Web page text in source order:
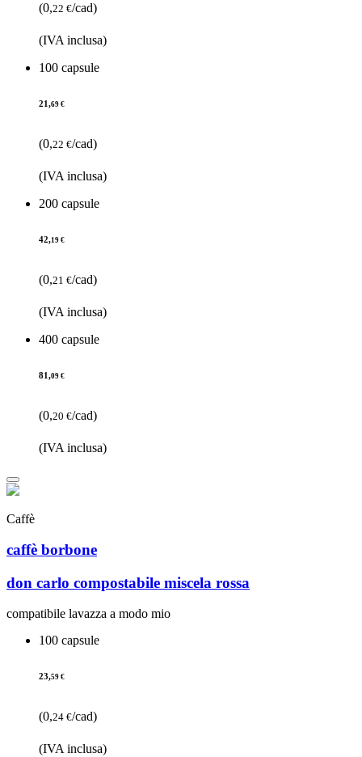
(0,22 €/cad)
(IVA inclusa)
100 capsule
21,69 €
(0,22 €/cad)
(IVA inclusa)
200 capsule
42,19 €
(0,21 €/cad)
(IVA inclusa)
400 capsule
81,09 €
(0,20 €/cad)
(IVA inclusa)
Caffè
caffè borbone
don carlo compostabile miscela rossa
compatibile lavazza a modo mio
100 capsule
23,59 €
(0,24 €/cad)
(IVA inclusa)